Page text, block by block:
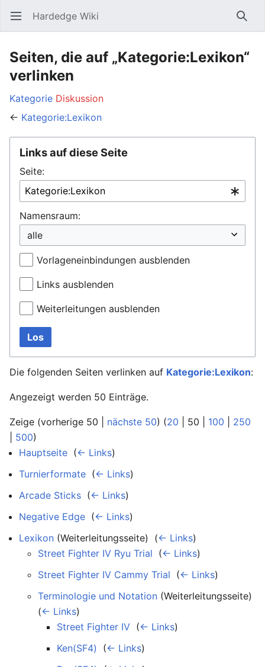
Hauptmenü öffnen Hardedge Wiki
Seiten, die auf „Kategorie:Lexikon“
verlinken
Kategorie Diskussion
← Kategorie:Lexikon
Links auf diese Seite
Seite:
Namensraum:
Vorlageneinbindungen ausblenden
Links ausblenden
Weiterleitungen ausblenden
Los
Die folgenden Seiten verlinken auf Kategorie:Lexikon:
Angezeigt werden 50 Einträge.
Zeige (vorherige 50 nächste 50) (20 50 100
250
500)
Hauptseite (← Links)
Turnierformate (← Links)
Arcade Sticks (← Links)
Negative Edge (← Links)
Lexikon (Weiterleitungsseite) ‎ (← Links)
Street Fighter IV Ryu Trial (← Links)
Street Fighter IV Cammy Trial (← Links)
Terminologie und Notation (Weiterleitungsseite) ‎
(← Links)
Street Fighter IV (← Links)
Ken(SF4)
(← Links)